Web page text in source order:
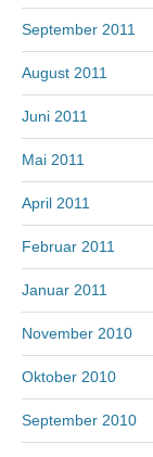
September 2011
August 2011
Juni 2011
Mai 2011
April 2011
Februar 2011
Januar 2011
November 2010
Oktober 2010
September 2010